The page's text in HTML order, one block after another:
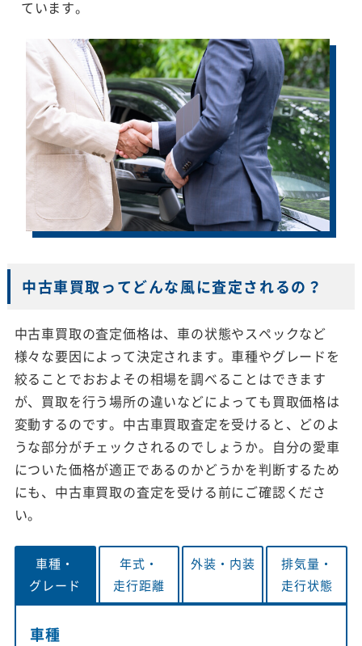
ています。
中古車買取ってどんな風に査定されるの？
中古車買取の査定価格は、車の状態やスペックなど
様々な要因によって決定されます。車種やグレードを
絞ることでおおよその相場を調べることはできます
が、買取を行う場所の違いなどによっても買取価格は
変動するのです。中古車買取査定を受けると、どのよ
うな部分がチェックされるのでしょうか。自分の愛車
についた価格が適正であるのかどうかを判断するため
にも、中古車買取の査定を受ける前にご確認くださ
い。
車種・
グレード
年式・
走行距離
外装・ 内装
排気量・
走行状態
車種